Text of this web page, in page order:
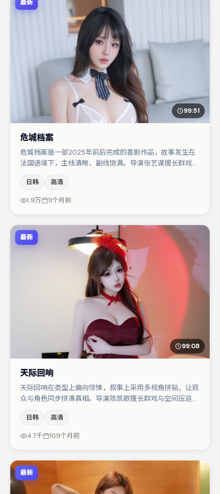
最新
99:51
危城档案
危城档案是一部2025年前后完成的喜剧作品，故事发生在
法国语境下，主线清晰、副线饱满。导演张艺谋擅长群戏与
中承担叙事驱动，朱一龙、张子枫分别提供反差与喜剧/悬
疑调剂（视场次而定）。节奏紧凑、反转有度，值得列入片
日韩 高清
1.9万 11个月前
最新
99:08
天际回响
天际回响在类型上偏向惊悚，叙事上采用多视角拼贴，让观
众与角色同步拼凑真相。导演陈凯歌擅长群戏与空间压迫
对手戏构成全片情感锚点，任素汐则以细节塑造推动谜题层
层揭开。节奏紧凑、反转有度，值得列入片单。
日韩 高清
4.7千 109个月前
最新